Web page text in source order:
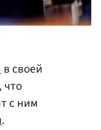
в своей
что
с ним
.